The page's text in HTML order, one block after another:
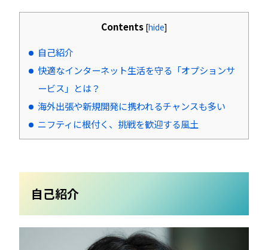
Contents [hide]
自己紹介
快適なインターネット生活を守る「オプションサ
ービス」とは？
海外出張や新規開発に携われるチャンスも多い
ニフティに根付く、挑戦を歓迎する風土
自己紹介